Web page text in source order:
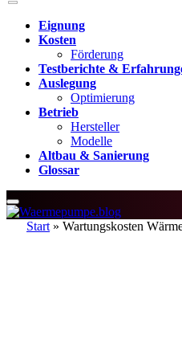
Eignung
Kosten
Förderung
Testberichte &
Auslegung
Optimierung
Betrieb
Hersteller
Modelle
Altbau & Sanierung
Glossar
Start » Wartungskosten